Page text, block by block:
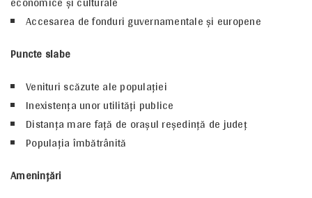
Accesarea de fonduri guvernamentale şi europene
Puncte slabe
Venituri scăzute ale populaţiei
Inexistenţa unor utilităţi publice
Distanţa mare faţă de oraşul reşedinţă de judeţ
Populaţia îmbătrânită
Ameninţări